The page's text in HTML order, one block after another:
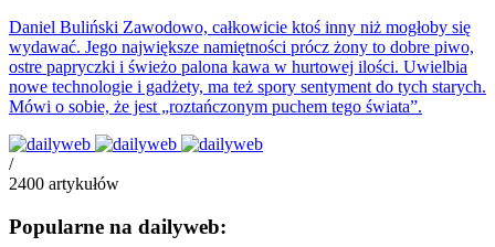
Daniel Buliński Zawodowo, całkowicie ktoś inny niż mogłoby się
wydawać. Jego największe namiętności prócz żony to dobre piwo,
ostre papryczki i świeżo palona kawa w hurtowej ilości. Uwielbia
nowe technologie i gadżety, ma też spory sentyment do tych starych.
Mówi o sobie, że jest „roztańczonym puchem tego świata”.
/
2400 artykułów
Popularne na dailyweb: